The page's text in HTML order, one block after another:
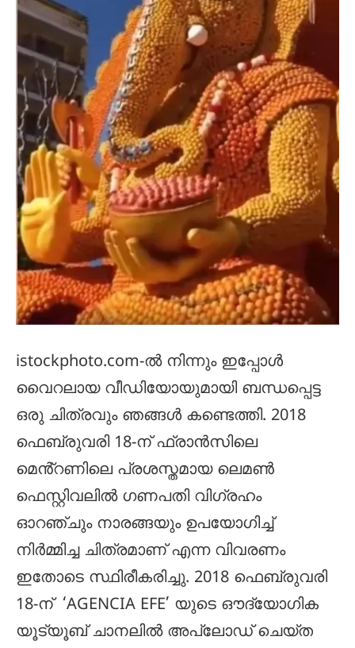
istockphoto.com-ൽ നിന്നും ഇപ്പോൾ
വൈറലായ വീഡിയോയുമായി ബന്ധപ്പെട്ട
ഒരു ചിത്രവും ഞങ്ങൾ കണ്ടെത്തി. 2018
ഫെബ്രുവരി 18-ന് ഫ്രാൻസിലെ
മെൻ്റണിലെ പ്രശസ്തമായ ലെമൺ
ഫെസ്റ്റിവലിൽ ഗണപതി വിഗ്രഹം
ഓറഞ്ചും നാരങ്ങയും ഉപയോഗിച്ച്
നിർമ്മിച്ച ചിത്രമാണ് എന്ന വിവരണം
ഇതോടെ സ്ഥിരീകരിച്ചു. 2018 ഫെബ്രുവരി
18-ന് ‘AGENCIA EFE’ യുടെ ഔദ്യോഗിക
യൂട്യൂബ് ചാനലിൽ അപ്‌ലോഡ് ചെയ്‌ത